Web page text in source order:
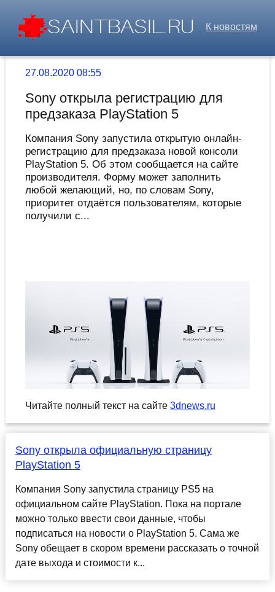
К новостям
27.08.2020 08:55
Sony открыла регистрацию для
предзаказа PlayStation 5
Компания Sony запустила открытую онлайн-
регистрацию для предзаказа новой консоли
PlayStation 5. Об этом сообщается на сайте
производителя. Форму может заполнить
любой желающий, но, по словам Sony,
приоритет отдаётся пользователям, которые
получили с...
Читайте полный текст на сайте 3dnews.ru
Sony открыла официальную страницу
PlayStation 5
Компания Sony запустила страницу PS5 на
официальном сайте PlayStation. Пока на портале
можно только ввести свои данные, чтобы
подписаться на новости о PlayStation 5. Сама же
Sony обещает в скором времени рассказать о точной
дате выхода и стоимости к...